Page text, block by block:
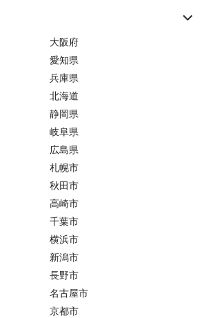
大阪府
愛知県
兵庫県
北海道
静岡県
岐阜県
広島県
札幌市
秋田市
高崎市
千葉市
横浜市
新潟市
長野市
名古屋市
京都市